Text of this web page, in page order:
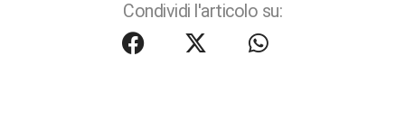
Condividi l'articolo su: